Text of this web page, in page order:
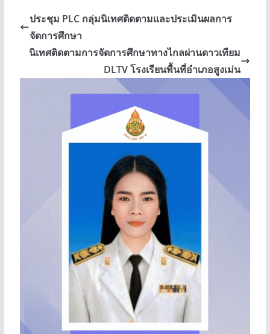
ประชุม PLC กลุ่มนิเทศติดตามและประเมินผลการ
จัดการศึกษา
นิเทศติดตามการจัดการศึกษาทางไกลผ่านดาวเทียม
DLTV โรงเรียนพื้นที่อำเภอสูงเม่น